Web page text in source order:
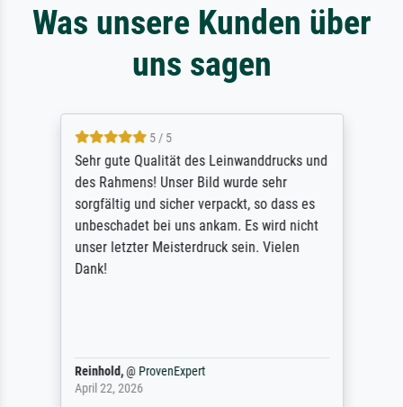
Was unsere Kunden über
uns sagen
5 / 5
Sehr gute Qualität des Leinwanddrucks und
des Rahmens! Unser Bild wurde sehr
sorgfältig und sicher verpackt, so dass es
unbeschadet bei uns ankam. Es wird nicht
unser letzter Meisterdruck sein. Vielen
Dank!
Reinhold,@ ProvenExpert
April 22, 2026